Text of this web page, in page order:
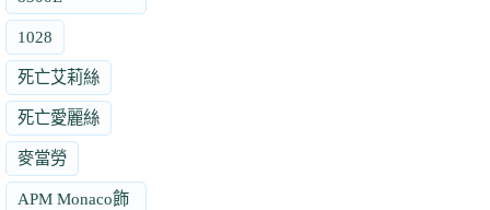
1028
死亡艾莉絲
死亡愛麗絲
麥當勞
APM Monaco飾